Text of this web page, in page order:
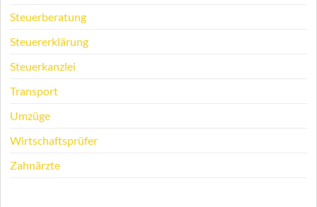
Steuerberatung
Steuererklärung
Steuerkanzlei
Transport
Umzüge
Wirtschaftsprüfer
Zahnärzte